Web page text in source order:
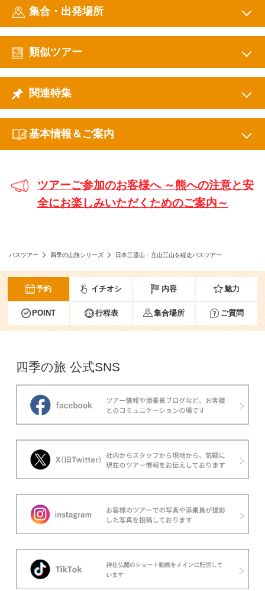
集合・出発場所
類似ツアー
関連特集
基本情報＆ご案内
ツアーご参加のお客様へ ～熊への注意と安
全にお楽しみいただくためのご案内～
バスツアー 四季の山旅シリーズ 日本三霊山・立山三山を縦走バスツアー
予約 イチオシ 内容 魅力
POINT 行程表 集合場所 ご質問
四季の旅 公式SNS